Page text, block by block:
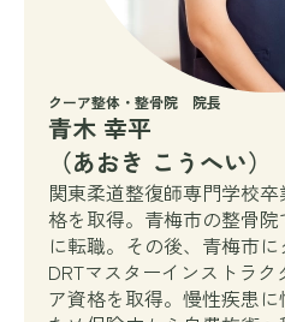
クーア整体・整骨院 院長
青木 幸平
（あおき こうへい）
関東柔道整復師専門学校
格を取得。青梅市の整骨
に転職。その後、青梅市に
DRTマスターインストラ
ア資格を取得。慢性疾患